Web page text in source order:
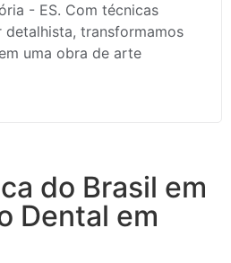
- ES. Com técnicas
detalhista, transformamos
uma obra de arte
do Brasil em
Dental em